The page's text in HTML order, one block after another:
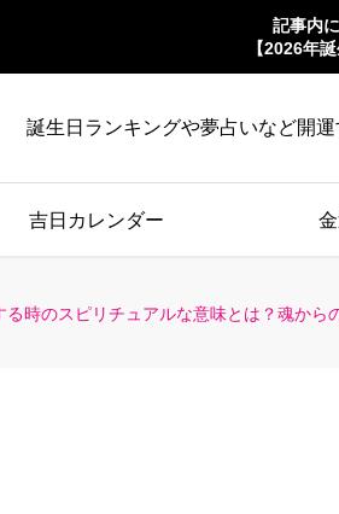
記事内
【2026年
誕生日ランキングや夢占いなど開
吉日カレンダー
る時のスピリチュアルな意味とは？魂から